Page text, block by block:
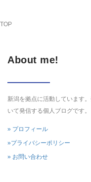
TOP
About me!
新潟を拠点に活動しています
いて発信する個人ブログです。
» プロフィール
»プライバシーポリシー
» お問い合わせ